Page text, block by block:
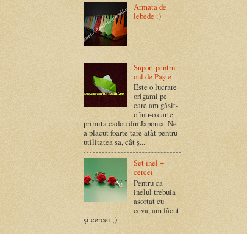
Armata de
lebede :)
Suport pentru
oul de Paște
Este o lucrare
origami pe
care am găsit-
o într-o carte
primită cadou din Japonia. Ne-
a plăcut foarte tare atât pentru
utilitatea sa, cât ș...
Set inel +
cercei
Pentru că
inelul trebuia
asortat cu
ceva, am făcut
şi cercei ;)